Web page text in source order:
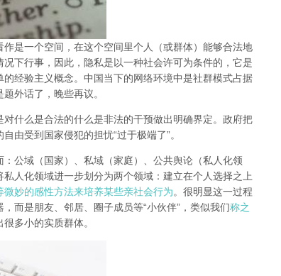
是一个空间，在这个空间里个人（或群体）能够合法地
下行事，因此， 隐私是以一种社会许可为条件的，它是
的经验主义概念。中国当下的网络环境中是社群模式占据
外话了，晚些再议。
什么是合法的什么是非法的干预做出明确界定。政府把
由受到国家侵犯的担忧“过于极端了”。
公域（国家）、私域（家庭）、公共舆论（私人化领
私人化领域进一步划分为两个领域：建立在个人选择之上
妙的感性方法来培养某些亲社会行为。 很明显这一过程
而是朋友、邻居、圈子成员等“小伙伴”，类似我们称之
多小的实质群体。